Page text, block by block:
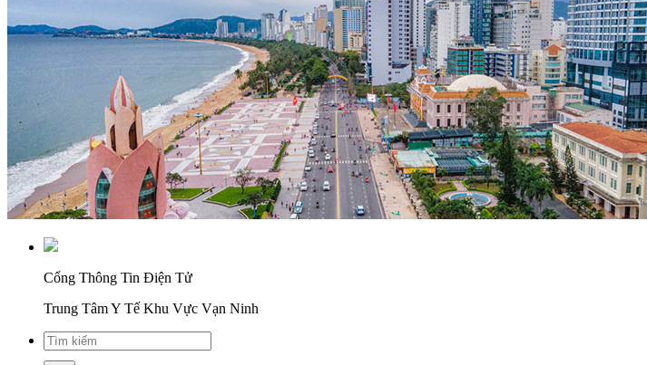
Cổng Thông Tin Điện Tử
Trung Tâm Y Tế Khu Vực Vạn Ninh